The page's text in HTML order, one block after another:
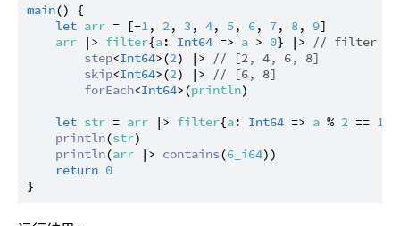
main() {
let arr = [-1, 2, 3, 4, 5, 6, 7, 8, 9]
arr |> filter{a: Int64 => a > 0} |>
// filter -1
step<Int64>(2) |>
// [2, 4, 6, 8]
skip<Int64>(2) |>
// [6, 8]
forEach<Int64>(println)
let str = arr |> filter{a: Int64 => a % 2 == 1
println(str)
println(arr |> contains(6_i64))
return 0